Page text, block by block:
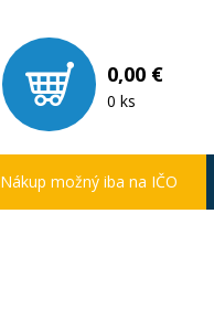
0,00 €
0 ks
Nákup možný iba na IČO